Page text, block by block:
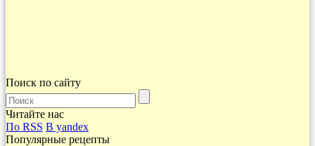
Поиск по сайту
Читайте нас
По RSS В yandex
Популярные рецепты